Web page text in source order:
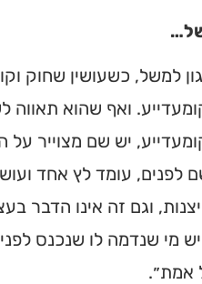
למשל, כשעושין שחוק
ואף שהוא תאווה
יש שם מצוייר
לפנים, עומד לץ אחד
וגם זה אינו הדבר
יש מי שנדמה לו שנכנס
אמת״.